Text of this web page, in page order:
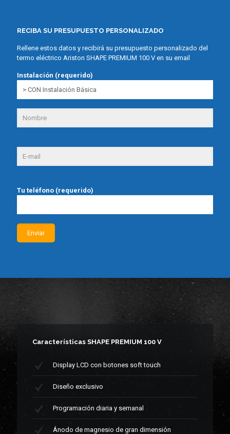
RECIBA SU PRESUPUESTO PERSONALIZADO
Rellene estos datos y recibirá su presupuesto personalizado del
termo eléctrico Ariston SHAPE PREMIUM 100 V en su email
Instalación (requerido)
Tu teléfono (requerido)
Características SHAPE PREMIUM 100 V
Display LCD con botones soft touch
Diseño exclusivo
Programación diaria y semanal
Ánodo de magnesio de gran dimensión